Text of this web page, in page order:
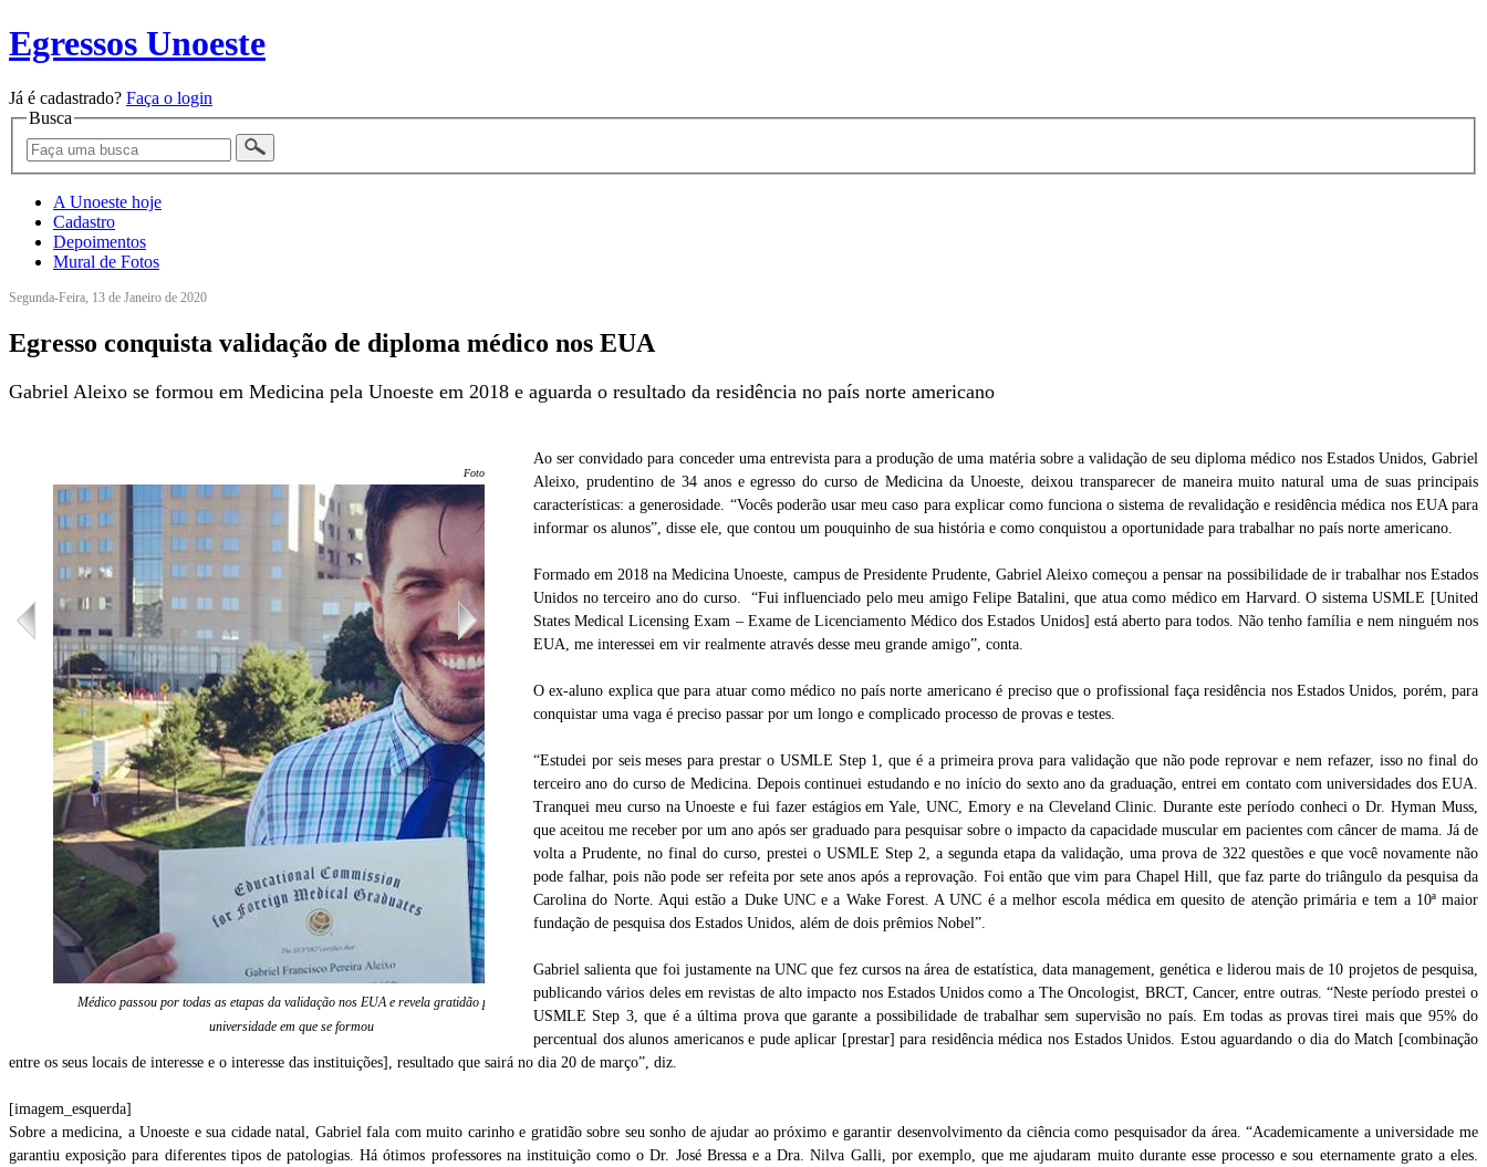
Egressos Unoeste
Já é cadastrado? Faça o login
Busca
A Unoeste hoje
Cadastro
Depoimentos
Mural de Fotos
Segunda-Feira, 13 de Janeiro de 2020
Egresso conquista validação de diploma médico nos EUA
Gabriel Aleixo se formou em Medicina pela Unoeste em 2018 e aguarda o resultado da residência no país norte americano
Foto: Cedida
Médico passou por todas as etapas da validação nos EUA e revela gratidão pela
universidade em que se formou
Ao ser convidado para conceder uma entrevista para a produção de uma matéria sobre a validação de seu diploma médico nos Estados Unidos, Gabriel
Aleixo, prudentino de 34 anos e egresso do curso de Medicina da Unoeste, deixou transparecer de maneira muito natural uma de suas principais
características: a generosidade. “Vocês poderão usar meu caso para explicar como funciona o sistema de revalidação e residência médica nos EUA para
informar os alunos”, disse ele, que contou um pouquinho de sua história e como conquistou a oportunidade para trabalhar no país norte americano.
Formado em 2018 na Medicina Unoeste, campus de Presidente Prudente, Gabriel Aleixo começou a pensar na possibilidade de ir trabalhar nos Estados
Unidos no terceiro ano do curso. “Fui influenciado pelo meu amigo Felipe Batalini, que atua como médico em Harvard. O sistema USMLE [United
States Medical Licensing Exam – Exame de Licenciamento Médico dos Estados Unidos] está aberto para todos. Não tenho família e nem ninguém nos
EUA, me interessei em vir realmente através desse meu grande amigo”, conta.
O ex-aluno explica que para atuar como médico no país norte americano é preciso que o profissional faça residência nos Estados Unidos, porém, para
conquistar uma vaga é preciso passar por um longo e complicado processo de provas e testes.
“Estudei por seis meses para prestar o USMLE Step 1, que é a primeira prova para validação que não pode reprovar e nem refazer, isso no final do
terceiro ano do curso de Medicina. Depois continuei estudando e no início do sexto ano da graduação, entrei em contato com universidades dos EUA.
Tranquei meu curso na Unoeste e fui fazer estágios em Yale, UNC, Emory e na Cleveland Clinic. Durante este período conheci o Dr. Hyman Muss,
que aceitou me receber por um ano após ser graduado para pesquisar sobre o impacto da capacidade muscular em pacientes com câncer de mama. Já de
volta a Prudente, no final do curso, prestei o USMLE Step 2, a segunda etapa da validação, uma prova de 322 questões e que você novamente não
pode falhar, pois não pode ser refeita por sete anos após a reprovação. Foi então que vim para Chapel Hill, que faz parte do triângulo da pesquisa da
Carolina do Norte. Aqui estão a Duke UNC e a Wake Forest. A UNC é a melhor escola médica em quesito de atenção primária e tem a 10ª maior
fundação de pesquisa dos Estados Unidos, além de dois prêmios Nobel”.
Gabriel salienta que foi justamente na UNC que fez cursos na área de estatística, data management, genética e liderou mais de 10 projetos de pesquisa,
publicando vários deles em revistas de alto impacto nos Estados Unidos como a The Oncologist, BRCT, Cancer, entre outras. “Neste período prestei o
USMLE Step 3, que é a última prova que garante a possibilidade de trabalhar sem supervisão no país. Em todas as provas tirei mais que 95% do
percentual dos alunos americanos e pude aplicar [prestar] para residência médica nos Estados Unidos. Estou aguardando o dia do Match [combinação
entre os seus locais de interesse e o interesse das instituições], resultado que sairá no dia 20 de março”, diz.
[imagem_esquerda]
Sobre a medicina, a Unoeste e sua cidade natal, Gabriel fala com muito carinho e gratidão sobre seu sonho de ajudar ao próximo e garantir desenvolvimento da ciência como pesquisador da área. “Academicamente a universidade me
garantiu exposição para diferentes tipos de patologias. Há ótimos professores na instituição como o Dr. José Bressa e a Dra. Nilva Galli, por exemplo, que me ajudaram muito durante esse processo e sou eternamente grato a eles.